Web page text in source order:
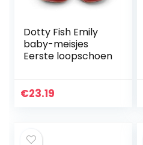
Dotty Fish Emily
baby-meisjes
Eerste loopschoen
€23.19